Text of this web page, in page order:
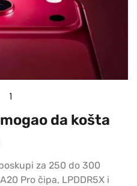
1
da košta
za 250 do 300
Pro čipa, LPDDR5X i